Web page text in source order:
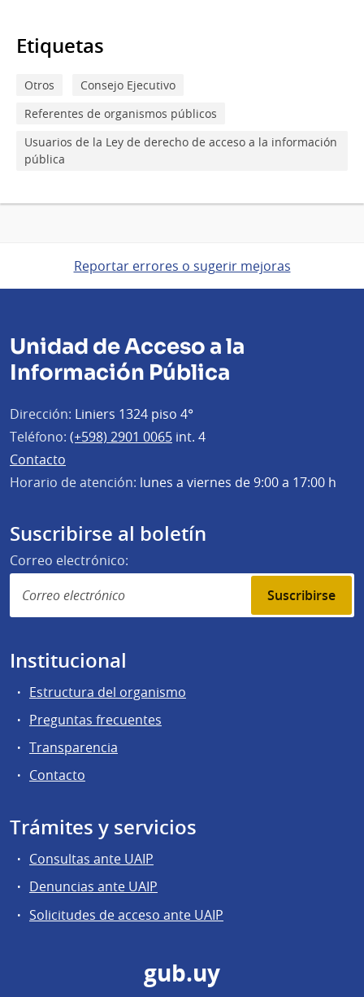
Etiquetas
Otros
Consejo Ejecutivo
Referentes de organismos públicos
Usuarios de la Ley de derecho de acceso a la información
pública
Reportar errores o sugerir mejoras
Unidad de Acceso a la
Información Pública
Dirección: Liniers 1324 piso 4°
Teléfono: (+598) 2901 0065 int. 4
Contacto
Horario de atención: lunes a viernes de 9:00 a 17:00 h
Suscribirse al boletín
Correo electrónico:
Suscribirse
Institucional
Estructura del organismo
Preguntas frecuentes
Transparencia
Contacto
Trámites y servicios
Consultas ante UAIP
Denuncias ante UAIP
Solicitudes de acceso ante UAIP
gub.uy